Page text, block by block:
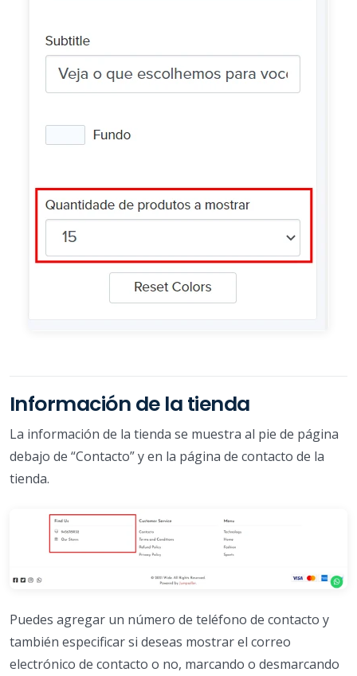
Información de la tienda
La información de la tienda se muestra al pie de página
debajo de “Contacto” y en la página de contacto de la
tienda.
Puedes agregar un número de teléfono de contacto y
también especificar si deseas mostrar el correo
electrónico de contacto o no, marcando o desmarcando